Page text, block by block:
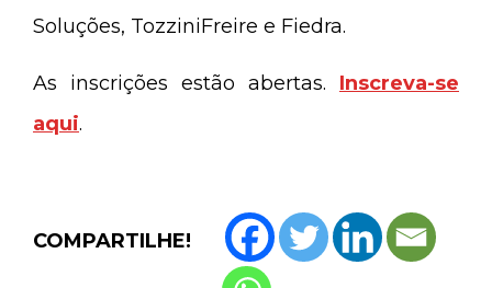
Soluções, TozziniFreire e Fiedra.
As inscrições estão abertas. Inscreva-se
aqui.
COMPARTILHE!